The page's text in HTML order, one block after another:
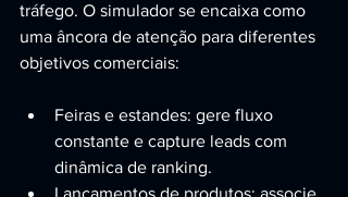
tráfego. O simulador se encaixa como
uma âncora de atenção para diferentes
objetivos comerciais:
Feiras e estandes: gere fluxo
constante e capture leads com
dinâmica de ranking.
Lançamentos de produtos: associe